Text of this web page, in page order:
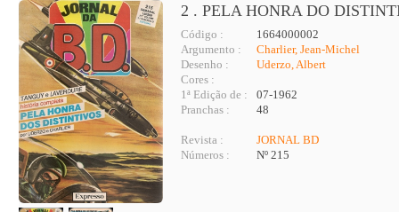
2 . PELA HONRA DO
Código :
1664000002
Argumento :
Charlier, Jean-Michel
Desenho :
Uderzo, Albert
Cores :
1ª Edição de :
07-1962
Pranchas :
48
Revista :
JORNAL BD
Números :
Nº 215